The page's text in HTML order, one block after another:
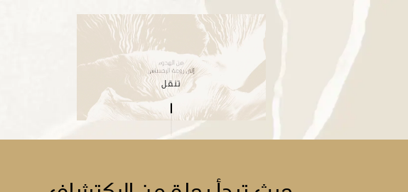
تنقل